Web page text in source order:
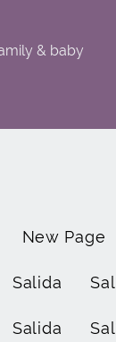
& baby
New Page
Salida
Salida